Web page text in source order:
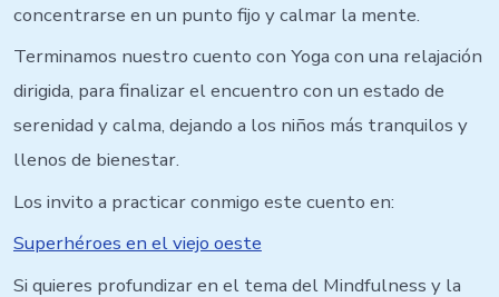
concentrarse en un punto fijo y calmar la mente.
Terminamos nuestro cuento con Yoga con una relajación
dirigida, para finalizar el encuentro con un estado de
serenidad y calma, dejando a los niños más tranquilos y
llenos de bienestar.
Los invito a practicar conmigo este cuento en:
Superhéroes en el viejo oeste
Si quieres profundizar en el tema del Mindfulness y la